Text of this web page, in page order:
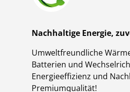
Nachhaltige Energie,
Umweltfreundliche
Batterien und
Energieeffizienz und
Premiumqualität!